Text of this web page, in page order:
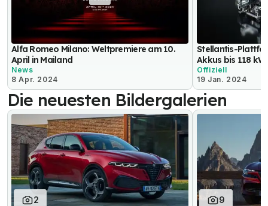
Alfa Romeo Milano: Weltpremiere am 10.
April in Mailand
News
8 Apr. 2024
Stellantis-
Akkus bis 118
Offiziell
19 Jan. 2024
Die neuesten Bildergalerien
2 9